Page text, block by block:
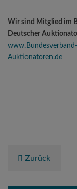
Wir sind Mitglied im
Deutscher
Auktionatoren.de
Zurück